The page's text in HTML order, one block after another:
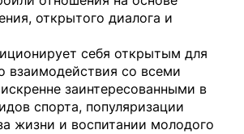
открытого диалога и
себя открытым для
взаимодействия со всеми
заинтересованными в
спорта, популяризации
жизни и воспитании молодого